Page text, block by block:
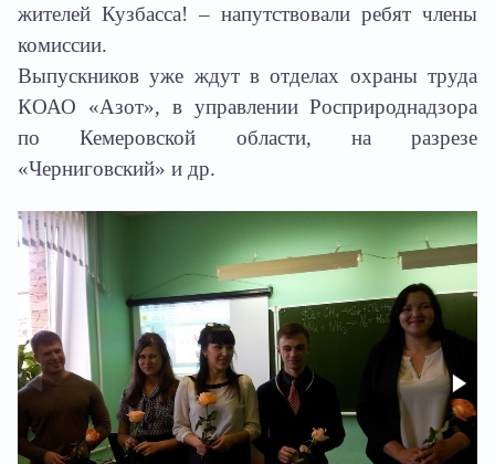
жителей Кузбасса! – напутствовали ребят члены
комиссии.
Выпускников уже ждут в отделах охраны труда
КОАО «Азот», в управлении Росприроднадзора
по Кемеровской области, на разрезе
«Черниговский» и др.